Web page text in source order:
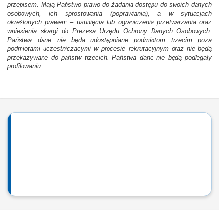
przepisem. Mają Państwo prawo do żądania dostępu do swoich danych
osobowych, ich sprostowania (poprawiania), a w sytuacjach
określonych prawem – usunięcia lub ograniczenia przetwarzania oraz
wniesienia skargi do Prezesa Urzędu Ochrony Danych Osobowych.
Państwa dane nie będą udostępniane podmiotom trzecim poza
podmiotami uczestniczącymi w procesie rekrutacyjnym oraz nie będą
przekazywane do państw trzecich. Państwa dane nie będą podlegały
profilowaniu.